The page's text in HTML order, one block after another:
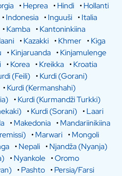
•Heprea •Hindi •Hollanti
•Indonesia •Inguuši •Italia
•Kamba •Kantoninkiina
•Kazakki •Khmer •Kiga
•Kinjaruanda •Kinjamulenge
•Korea •Kreikka •Kroatia
(Feili) •Kurdi (Gorani)
•Kurdi (Kermanshahi)
•Kurdi (Kurmandži Turkki)
•Kurdi (Sorani) •Laari
•Makedonia •Mandariinikiina
•Marwari •Mongoli
•Nepali •Njandža (Nyanja)
•Nyankole •Oromo
•Pashto •Persia/Farsi